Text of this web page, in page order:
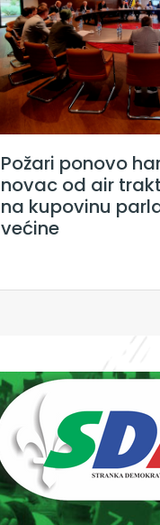
Požari ponovo
novac od air
na kupovinu
većine